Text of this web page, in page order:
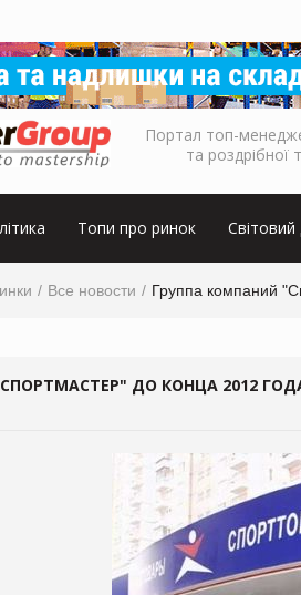
Портал топ-
та роздрібної
Топи про ринок Світовий
Все новости Группа компаний
ДО КОНЦА 2012